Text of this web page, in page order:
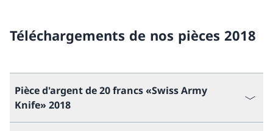
Téléchargements de nos pièces 2018
Pièce d'argent de 20 francs «Swiss Army
Knife» 2018